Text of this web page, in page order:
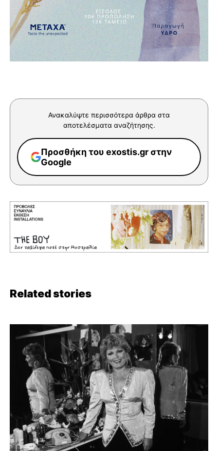
Ανακαλύψτε περισσότερα άρθρα στα
αποτελέσματα αναζήτησης.
Προσθήκη του exostis.gr στην
Google
Related stories